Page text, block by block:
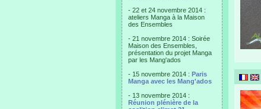
- 22 et 24 novembre 2014 :
ateliers Manga à la Maison
des Ensembles
- 21 novembre 2014 : Soirée
Maison des Ensembles,
présentation du projet Manga
par les Mang'ados
- 15 novembre 2014 : Paris
Manga avec les Mang'ados
- 13 novembre 2014 :
Réunion plénière de la